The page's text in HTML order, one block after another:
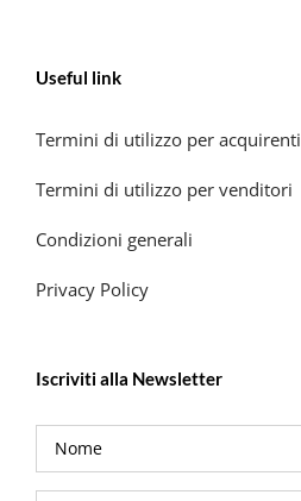
Useful link
Termini di utilizzo per acquirenti
Termini di utilizzo per venditori
Condizioni generali
Privacy Policy
Iscriviti alla Newsletter